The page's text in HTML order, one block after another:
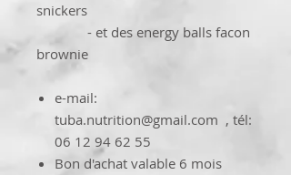
snickers
- et des energy balls facon
brownie
e-mail:
tuba.nutrition@gmail.com , tél:
06 12 94 62 55
Bon d'achat valable 6 mois